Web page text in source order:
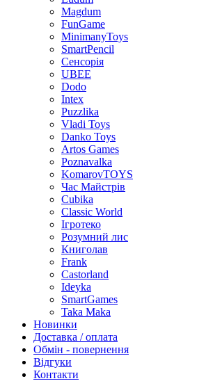
Magdum
FunGame
MinimanyToys
SmartPencil
Сенсорія
UBEE
Dodo
Intex
Puzzlika
Vladi Toys
Danko Toys
Artos Games
Poznavalka
KomarovTOYS
Час Майстрів
Cubika
Classic World
Ігротеко
Розумний лис
Книголав
Frank
Castorland
Ideyka
SmartGames
Taka Maka
Новинки
Доставка / оплата
Обмін - повернення
Відгуки
Контакти